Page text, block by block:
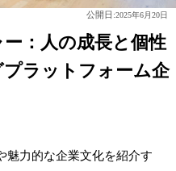
公開日:2025年6月20日
：人の成長と個性
ラットフォーム企
魅力的な企業文化を紹介す